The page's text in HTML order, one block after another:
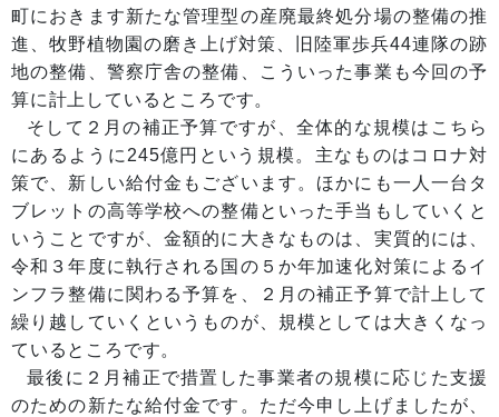
町におきます新たな管理型の産廃最終処分場の整備の推
進、牧野植物園の磨き上げ対策、旧陸軍歩兵44連隊の跡
地の整備、警察庁舎の整備、こういった事業も今回の予
算に計上しているところです。
そして２月の補正予算ですが、全体的な規模はこちら
にあるように245億円という規模。主なものはコロナ対
策で、新しい給付金もございます。ほかにも一人一台タ
ブレットの高等学校への整備といった手当もしていくと
いうことですが、金額的に大きなものは、実質的には、
令和３年度に執行される国の５か年加速化対策によるイ
ンフラ整備に関わる予算を、２月の補正予算で計上して
繰り越していくというものが、規模としては大きくなっ
ているところです。
最後に２月補正で措置した事業者の規模に応じた支援
のための新たな給付金です。ただ今申し上げましたが、